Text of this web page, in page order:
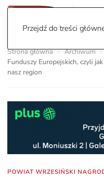
Przejdź do treści
Strona główna Archiwum
Funduszy Europejskich, czyli
nasz region
POWIAT WRZESIŃSKI